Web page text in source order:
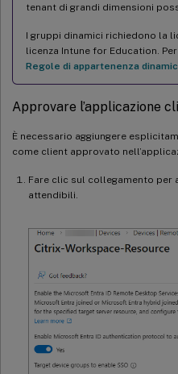
tenant di grandi dimensioni
I gruppi dinamici richiedono la
licenza Intune for Education.
Regole di appartenenza
Approvare l’applicazione
È necessario aggiungere
come client approvato
Fare clic sul collegamento per
attendibili.